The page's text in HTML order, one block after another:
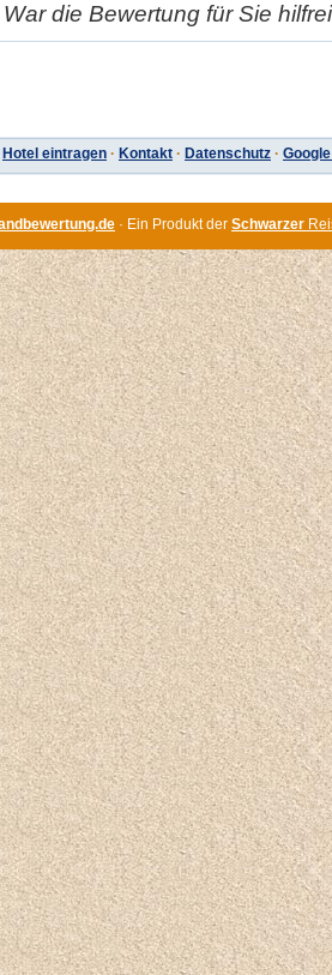
War die Bewertung für Sie
Hotel eintragen · Kontakt · Datenschutz ·
· Ein Produkt der Schwarzer